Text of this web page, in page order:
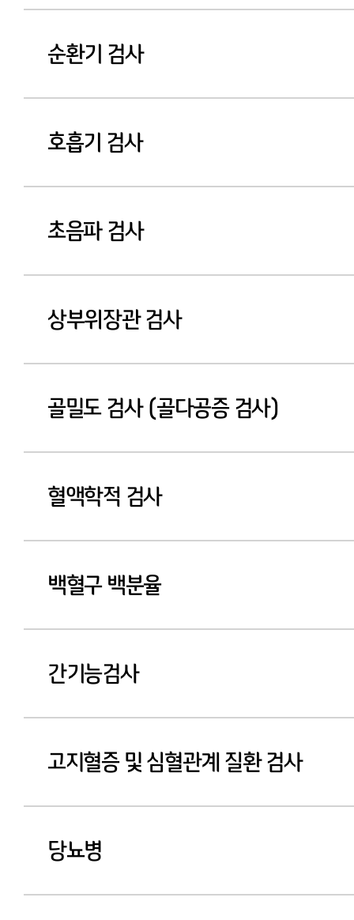
순환기 검사
호흡기 검사
초음파 검사
상부위장관 검사
골밀도 검사 (골다공증 검사)
혈액학적 검사
백혈구 백분율
간기능검사
고지혈증 및 심혈관계 질환 검사
당뇨병